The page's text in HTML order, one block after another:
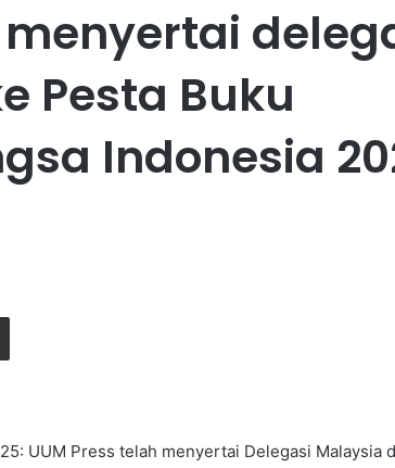
menyertai
Pesta Buku
Indonesia
UUM Press telah menyertai Delegasi Malaysia